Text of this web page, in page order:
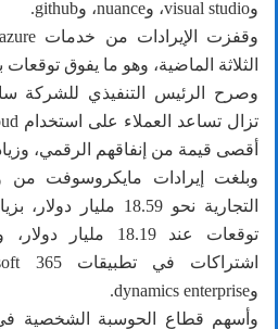
وvisual studio، ‏وnuance، وgithub‏.‏
الثلاثة الماضية، وهو ‏ما يفوق توقعات
أقصى قيمة من إنفاقهم ‏الرقمي،
وبلغت إيرادات مايكروسوفت من
توقعات عند 18.19
وdynamics enterprise‏.‏